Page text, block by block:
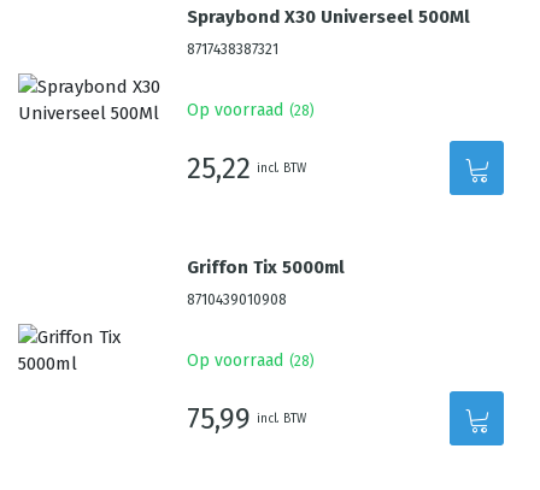
Spraybond X30 Universeel 500Ml
8717438387321
Op voorraad (28)
25,22 incl. BTW
Griffon Tix 5000ml
8710439010908
Op voorraad (28)
75,99 incl. BTW